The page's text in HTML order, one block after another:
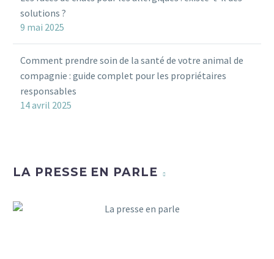
solutions ?
9 mai 2025
Comment prendre soin de la santé de votre animal de
compagnie : guide complet pour les propriétaires
responsables
14 avril 2025
LA PRESSE EN PARLE